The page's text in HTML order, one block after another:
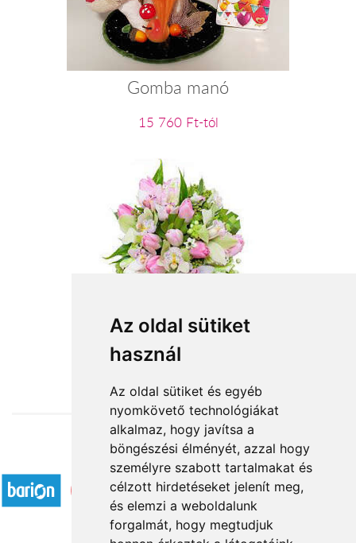
Az oldal sütiket
használ
Az oldal sütiket és egyéb
nyomkövető technológiákat
alkalmaz, hogy javítsa a
böngészési élményét, azzal hogy
személyre szabott tartalmakat és
célzott hirdetéseket jelenít meg,
és elemzi a weboldalunk
forgalmát, hogy megtudjuk
Gomba manó
15 760 Ft-tól
Elragadó
30 800 Ft-tól
Elfogadott fizetési módok